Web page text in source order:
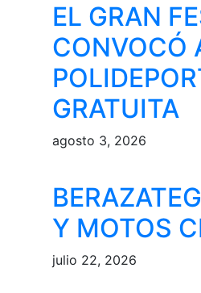
EL GRAN
CONVOCÓ
GRATUITA
agosto 3, 2026
Y MOTOS
julio 22, 2026